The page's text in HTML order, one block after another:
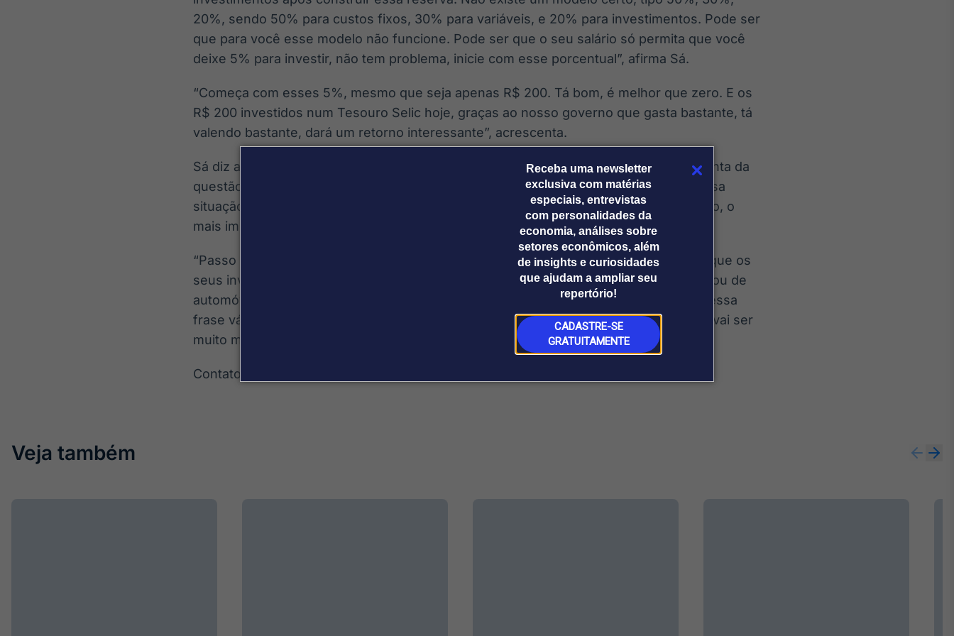
Receba uma newsletter
exclusiva com matérias
especiais, entrevistas
com personalidades da
economia, análises sobre
setores econômicos, além
de insights e curiosidades
que ajudam a ampliar seu
repertório!
CADASTRE-SE
GRATUITAMENTE
20%, sendo 50% para custos fixos, 30% para variáveis, e 20% para investimentos. Pode ser
que para você esse modelo não funcione. Pode ser que o seu salário só permita que você
deixe 5% para investir, não tem problema, inicie com esse porcentual”, afirma Sá.
“Começa com esses 5%, mesmo que seja apenas R$ 200. Tá bom, é melhor que zero. E os
R$ 200 investidos num Tesouro Selic hoje, graças ao nosso governo que gasta bastante, tá
valendo bastante, dará um retorno interessante”, acrescenta.
Sá diz ainda que conhece mulheres que permanecem em empregos abusivos por conta da
questão financeira, mas que construindo a reserva financeira, já é possível mudar essa
situação, mas lembra que para quem tem dívidas, como cheque especial, por exemplo, o
mais importante é quitá-las antes de investir.
“Passo número zero: pague as suas dívidas. Sua dívida sempre vai ser mais cara do que os
seus investimentos, ao menos se for uma dívida subsidiada, como crédito imobiliário ou de
automóveis. ‘Eu tô no cheque especial, mas eu não quero tirar da poupança’, já ouvi essa
frase várias vezes. Tira da poupança e pague o cheque especial porque a sua dívida vai ser
muito mais cara do que o seu retorno na poupança”, alerta Sá.
Contato: eduardo.puccioni@estadao.com
Veja também